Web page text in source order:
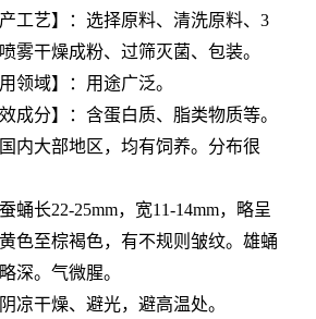
工艺】：选择原料、清洗原料、3
雾干燥成粉、过筛灭菌、包装。
领域】：用途广泛。
成分】：含蛋白质、脂类物质等。
内大部地区，均有饲养。分布很
蛹长22-25mm，宽11-14mm，略呈
色至棕褐色，有不规则皱纹。雄蛹
深。气微腥。
凉干燥、避光，避高温处。